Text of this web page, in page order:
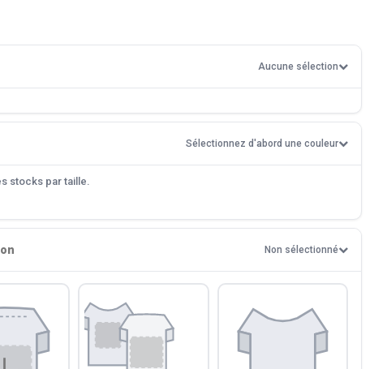
Aucune sélection
Sélectionnez d'abord une couleur
stocks par taille.
Non sélectionné